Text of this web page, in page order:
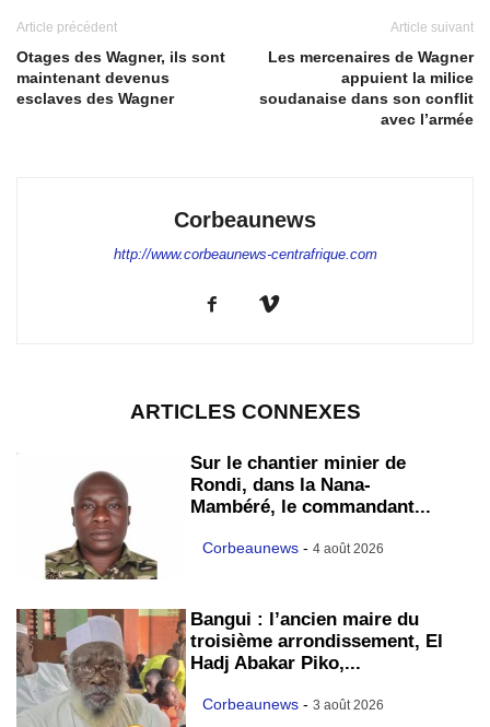
Article précédent
Otages des Wagner, ils sont
maintenant devenus
esclaves des Wagner
Article suivant
Les mercenaires de Wagner
appuient la milice
soudanaise dans son conflit
avec l’armée
Corbeaunews
http://www.corbeaunews-centrafrique.com
ARTICLES CONNEXES
Sur le chantier minier de
Rondi, dans la Nana-
Mambéré, le commandant...
Corbeaunews - 4 août 2026
Bangui : l’ancien maire du
troisième arrondissement, El
Hadj Abakar Piko,...
Corbeaunews - 3 août 2026